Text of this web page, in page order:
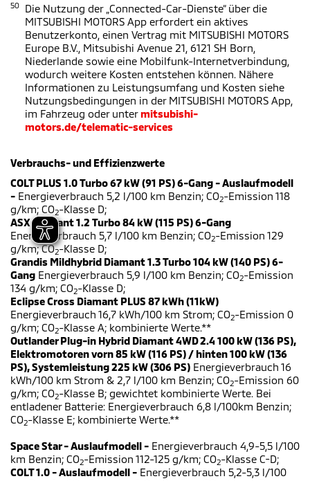
50
Die Nutzung der „Connected-Car-Dienste“ über die
MITSUBISHI MOTORS App erfordert ein aktives
Benutzerkonto, einen Vertrag mit MITSUBISHI MOTORS
Europe B.V., Mitsubishi Avenue 21, 6121 SH Born,
Niederlande sowie eine Mobilfunk-Internetverbindung,
wodurch weitere Kosten entstehen können. Nähere
Informationen zu Leistungsumfang und Kosten siehe
Nutzungsbedingungen in der MITSUBISHI MOTORS App,
im Fahrzeug oder untermitsubishi-
motors.de/telematic-services
Verbrauchs- und Effizienzwerte
COLT PLUS 1.0 Turbo 67 kW (91 PS) 6-Gang - Auslaufmodell
- Energieverbrauch 5,2 l/100 km Benzin; CO2-Emission 118
g/km; CO2-Klasse D;
ASX Diamant 1.2 Turbo 84 kW (115 PS) 6-Gang
Energieverbrauch 5,7 l/100 km Benzin; CO2-Emission 129
g/km; CO2-Klasse D;
Grandis Mildhybrid Diamant 1.3 Turbo 104 kW (140 PS) 6-
Gang Energieverbrauch 5,9 l/100 km Benzin; CO2-Emission
134 g/km; CO2-Klasse D;
Eclipse Cross Diamant PLUS 87 kWh (11kW)
Energieverbrauch 16,7 kWh/100 km Strom; CO2-Emission 0
g/km; CO2-Klasse A; kombinierte Werte.**
Outlander Plug-in Hybrid Diamant 4WD 2.4 100 kW (136 PS),
Elektromotoren vorn 85 kW (116 PS) / hinten 100 kW (136
PS), Systemleistung 225 kW (306 PS) Energieverbrauch 16
kWh/100 km Strom & 2,7 l/100 km Benzin; CO2-Emission 60
g/km; CO2-Klasse B; gewichtet kombinierte Werte. Bei
entladener Batterie: Energieverbrauch 6,8 l/100km Benzin;
CO2-Klasse E; kombinierte Werte.**
Space Star - Auslaufmodell - Energieverbrauch 4,9-5,5 l/100
km Benzin; CO2-Emission 112-125 g/km; CO2-Klasse C-D;
COLT 1.0 - Auslaufmodell - Energieverbrauch 5,2-5,3 l/100